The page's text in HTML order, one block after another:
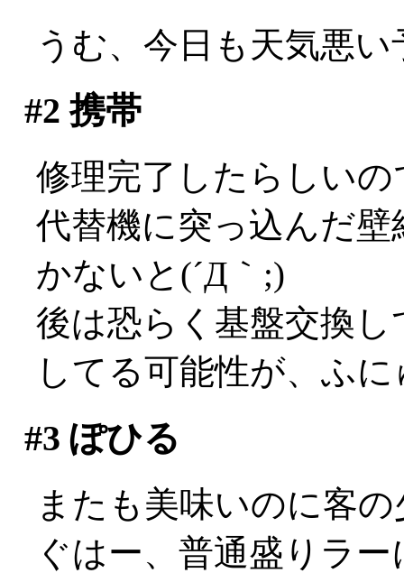
うむ、今日も天気悪い
#2 携帯
修理完了したらしい
代替機に突っ込んだ
かないと(´Д｀;)
後は恐らく基盤交換
してる可能性が、ふに
#3 ぽひる
またも美味いのに客
ぐはー、普通盛りラ